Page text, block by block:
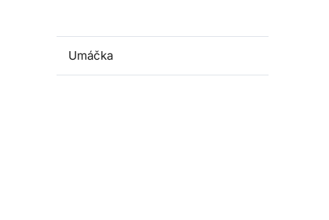
Umáčka